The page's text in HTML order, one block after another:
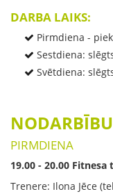
DARBA LAIKS:
Pirmdiena -
Sestdiena:
Svētdiena:
PIRMDIENA
19.00 - 20.00
Trenere: Ilona Jēce